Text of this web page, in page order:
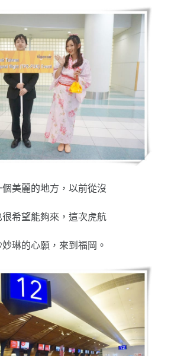
美麗的地方，以前從沒
很希望能夠來，這次虎航
琳的心願，來到福岡。